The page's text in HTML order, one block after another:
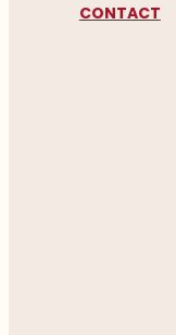
CONTACT